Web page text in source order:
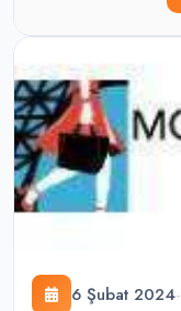
6 Şubat 2024-